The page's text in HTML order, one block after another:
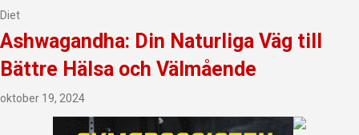
Diet
Ashwagandha: Din Naturliga Väg till
Bättre Hälsa och Välmående
oktober 19, 2024